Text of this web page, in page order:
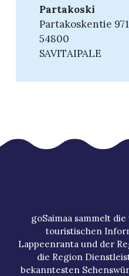
Partakoski
Partakoskentie 971
54800
SAVITAIPALE
goSaimaa sammelt
touristischen
Lappeenranta und der
die Region
bekanntesten